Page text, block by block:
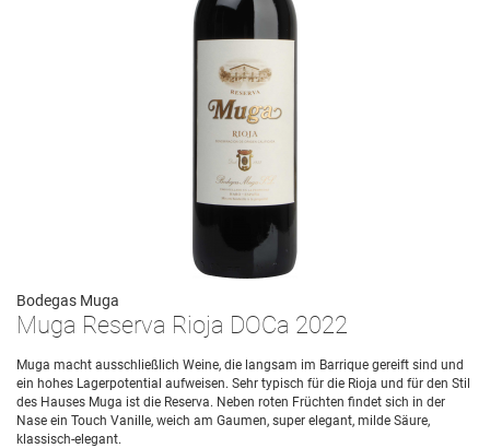
Bodegas Muga
Muga Reserva Rioja DOCa 2022
Muga macht ausschließlich Weine, die langsam im Barrique gereift sind und
ein hohes Lagerpotential aufweisen. Sehr typisch für die Rioja und für den Stil
des Hauses Muga ist die Reserva. Neben roten Früchten findet sich in der
Nase ein Touch Vanille, weich am Gaumen, super elegant, milde Säure,
klassisch-elegant.